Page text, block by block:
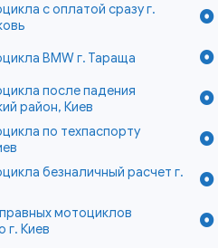
с оплатой сразу г.
BMW г. Тараща
после падения
район, Киев
по техпаспорту
безналичный расчет г.
мотоциклов
г. Киев